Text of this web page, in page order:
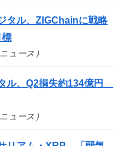
タル、ZIGChainに戦略
ュース）
ル、Q2損失約134億円
ュース）